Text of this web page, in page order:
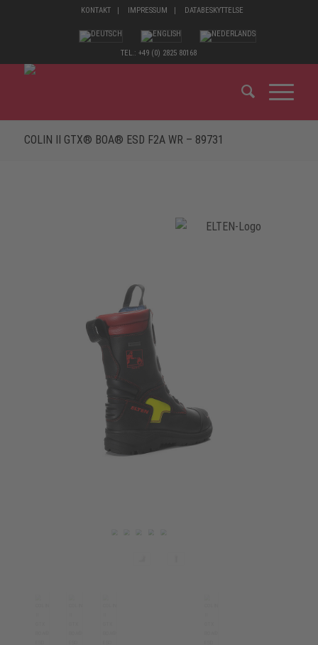
KONTAKT IMPRESSUM DATABESKYTTELSE
TEL.: +49 (0) 2825 80168
COLIN II GTX® BOA® ESD F2A WR – 89731